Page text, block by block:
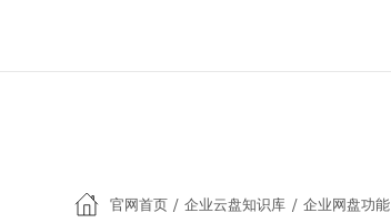
官网首页 / 企业云盘知识库 / 企业网盘功能